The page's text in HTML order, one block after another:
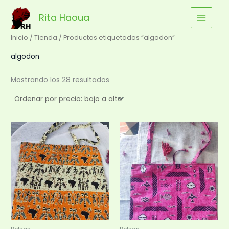
contenido
Rita Haoua
Inicio /Tienda / Productos etiquetados “algodon”
algodon
Mostrando los 28 resultados
alto